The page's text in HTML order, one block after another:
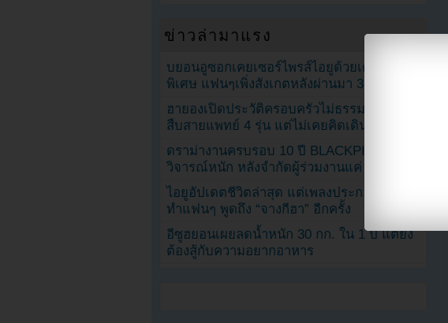
ข่าวล่ามาแรง
บยอนอูซอกเคยเซอร์ไพรส์ไอยูด้วยเค้กสั่งทำ
พิเศษ แฟนๆเพิ่งสังเกตหลังผ่านมา 3 เดือน
ฮายองเปิดประวัติครอบครัวไม่ธรรมดา
สืบสายแพทย์ 4 รุ่น แต่ไม่เคยคิดเดินตามรอย
ดราม่างานครบรอบ 10 ปี BLACKPINK แฟน
วิจารณ์หนัก หลังจำกัดผู้ร่วมงานแค่ 40 คน
ไอยูอัปเดตชีวิตล่าสุด แต่เพลงประกอบโพสต์
ทำแฟนๆ พูดถึง “จางกีฮา” อีกครั้ง
อีซูฮยอนเผยลดน้ำหนัก 30 กก. ใน 1 ปี แต่ยัง
ต้องสู้กับความอยากอาหาร